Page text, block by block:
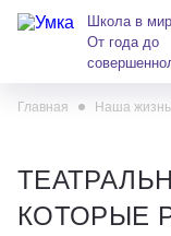
Школа в
От года до
Главная Наша жизнь
КОТОРЫЕ